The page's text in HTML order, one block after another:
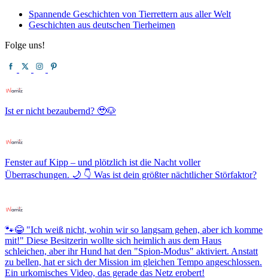
Spannende Geschichten von Tierrettern aus aller Welt
Geschichten aus deutschen Tierheimen
Folge uns!
Ist er nicht bezaubernd? 🥹🐶
Fenster auf Kipp – und plötzlich ist die Nacht voller
Überraschungen. 🌙 👇 Was ist dein größter nächtlicher Störfaktor?
🐾😂 "Ich weiß nicht, wohin wir so langsam gehen, aber ich komme
mit!" Diese Besitzerin wollte sich heimlich aus dem Haus
schleichen, aber ihr Hund hat den "Spion-Modus" aktiviert. Anstatt
zu bellen, hat er sich der Mission im gleichen Tempo angeschlossen.
Ein urkomisches Video, das gerade das Netz erobert!